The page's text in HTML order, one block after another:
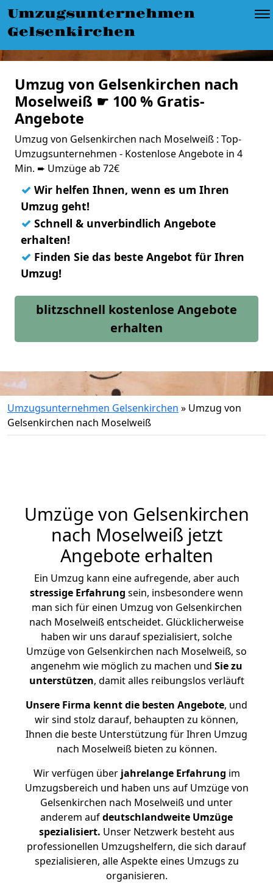
Umzugsunternehmen
Gelsenkirchen
Umzug von Gelsenkirchen nach
Moselweiß ☛ 100 % Gratis-
Angebote
Umzug von Gelsenkirchen nach Moselweiß : Top-
Umzugsunternehmen - Kostenlose Angebote in 4
Min. ➨ Umzüge ab 72€
✓ Wir helfen Ihnen, wenn es um Ihren
Umzug geht!
✓ Schnell & unverbindlich Angebote
erhalten!
✓ Finden Sie das beste Angebot für Ihren
Umzug!
blitzschnell kostenlose Angebote
erhalten
Umzugsunternehmen Gelsenkirchen » Umzug von
Gelsenkirchen nach Moselweiß
Umzüge von Gelsenkirchen
nach Moselweiß jetzt
Angebote erhalten
Ein Umzug kann eine aufregende, aber auch
stressige Erfahrung sein, insbesondere wenn
man sich für einen Umzug von Gelsenkirchen
nach Moselweiß entscheidet. Glücklicherweise
haben wir uns darauf spezialisiert, solche
Umzüge von Gelsenkirchen nach Moselweiß, so
angenehm wie möglich zu machen und Sie zu
unterstützen, damit alles reibungslos verläuft
Unsere Firma kennt die besten Angebote, und
wir sind stolz darauf, behaupten zu können,
Ihnen die beste Unterstützung für Ihren Umzug
nach Moselweiß bieten zu können.
Wir verfügen überjahrelange Erfahrung im
Umzugsbereich und haben uns auf Umzüge von
Gelsenkirchen nach Moselweiß und unter
anderem aufdeutschlandweite Umzüge
spezialisiert. Unser Netzwerk besteht aus
professionellen Umzugshelfern, die sich darauf
spezialisieren, alle Aspekte eines Umzugs zu
organisieren.